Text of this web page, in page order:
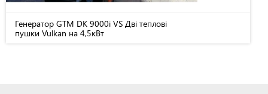
Генератор GTM DK 9000i VS Дві теплові
пушки Vulkan на 4,5кВт